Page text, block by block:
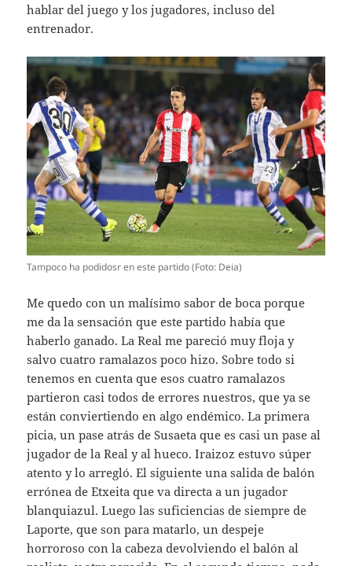
hablar del juego y los jugadores, incluso del
entrenador.
Tampoco ha podidosr en este partido (Foto: Deia)
Me quedo con un malísimo sabor de boca porque
me da la sensación que este partido había que
haberlo ganado. La Real me pareció muy floja y
salvo cuatro ramalazos poco hizo. Sobre todo si
tenemos en cuenta que esos cuatro ramalazos
partieron casi todos de errores nuestros, que ya se
están conviertiendo en algo endémico. La primera
picia, un pase atrás de Susaeta que es casi un pase al
jugador de la Real y al hueco. Iraizoz estuvo súper
atento y lo arregló. El siguiente una salida de balón
errónea de Etxeita que va directa a un jugador
blanquiazul. Luego las suficiencias de siempre de
Laporte, que son para matarlo, un despeje
horroroso con la cabeza devolviendo el balón al